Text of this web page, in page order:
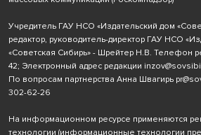
Учредитель ГАУ НСО «Издательский дом
редактор, руководитель-директор ГАУ НСО
«Советская Сибирь» - Шрейтер Н.В. Телефон
42; Электронный адрес редакции
По вопросам партнерства Анна Швагирь
302-62-26
На информационном ресурсе применяются
технологии (информационные технологии